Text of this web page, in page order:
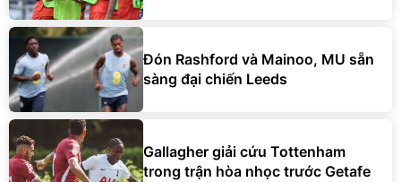
Đón Rashford và Mainoo, MU sẵn
sàng đại chiến Leeds
Gallagher giải cứu Tottenham
trong trận hòa nhọc trước Getafe